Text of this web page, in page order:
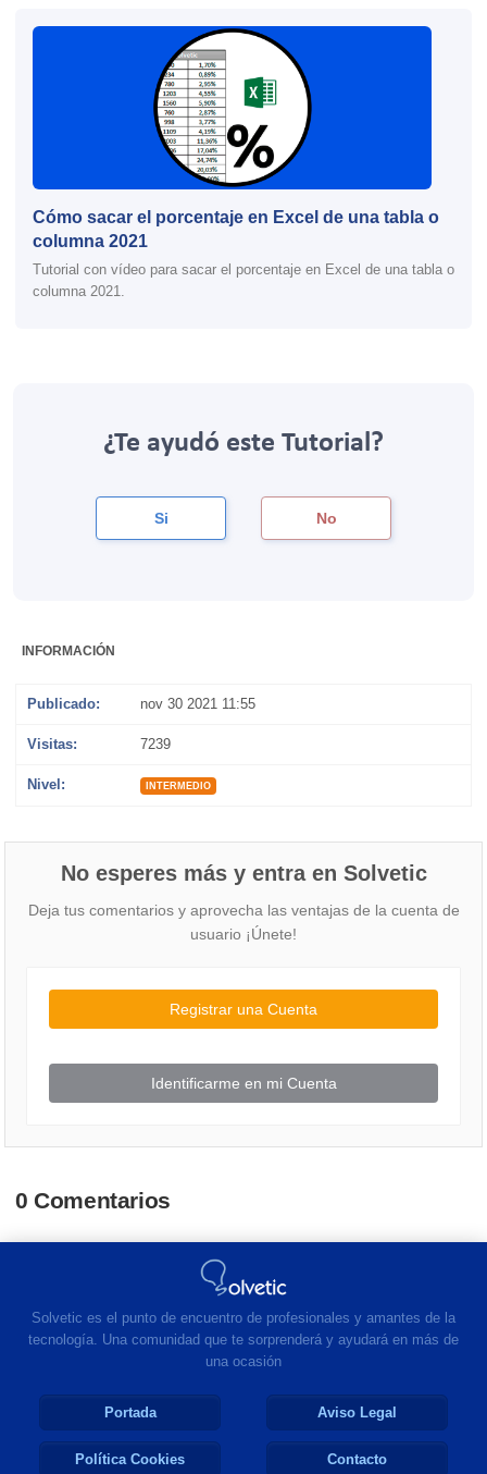
Cómo sacar el porcentaje en Excel de una tabla o
columna 2021
Tutorial con vídeo para sacar el porcentaje en Excel de una tabla o
columna 2021.
¿Te ayudó este Tutorial?
Si No
INFORMACIÓN
Publicado: nov 30 2021 11:55
Visitas: 7239
Nivel: INTERMEDIO
No esperes más y entra en Solvetic
Deja tus comentarios y aprovecha las ventajas de la cuenta de
usuario ¡Únete!
Registrar una Cuenta
Identificarme en mi Cuenta
0 Comentarios
Solvetic es el punto de encuentro de profesionales y amantes de la
tecnología. Una comunidad que te sorprenderá y ayudará en más de
una ocasión
Portada Aviso Legal
Política Cookies Contacto